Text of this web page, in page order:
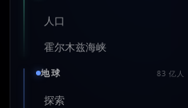
人口
霍尔木兹海峡
地球 83 亿人
探索